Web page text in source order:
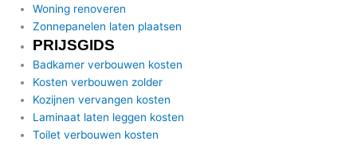
Woning renoveren
Zonnepanelen laten plaatsen
PRIJSGIDS
Badkamer verbouwen kosten
Kosten verbouwen zolder
Kozijnen vervangen kosten
Laminaat laten leggen kosten
Toilet verbouwen kosten